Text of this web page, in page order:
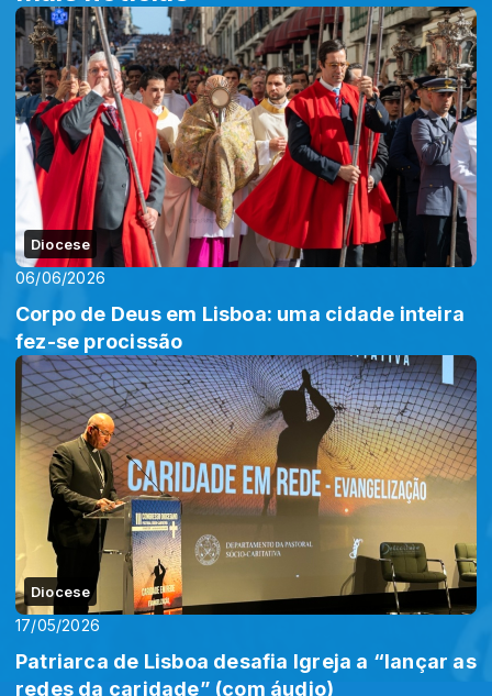
Diocese
06/06/2026
Corpo de Deus em Lisboa: uma cidade inteira
fez-se procissão
Diocese
17/05/2026
Patriarca de Lisboa desafia Igreja a “lançar as
redes da caridade” (com áudio)